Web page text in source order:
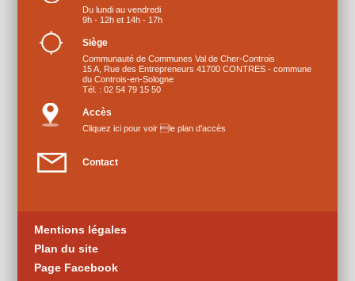
Du lundi au vendredi
9h - 12h et 14h - 17h
Siège
Communauté de Communes Val de Cher-Controis
15 A, Rue des Entrepreneurs 41700 CONTRES - commune
du Controis-en-Sologne
Tél. : 02 54 79 15 50
Accès
Cliquez ici pour voir le plan d’accès
Contact
Mentions légales
Plan du site
Page Facebook